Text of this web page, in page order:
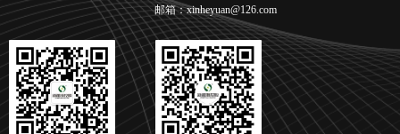
邮箱：xinheyuan@126.com